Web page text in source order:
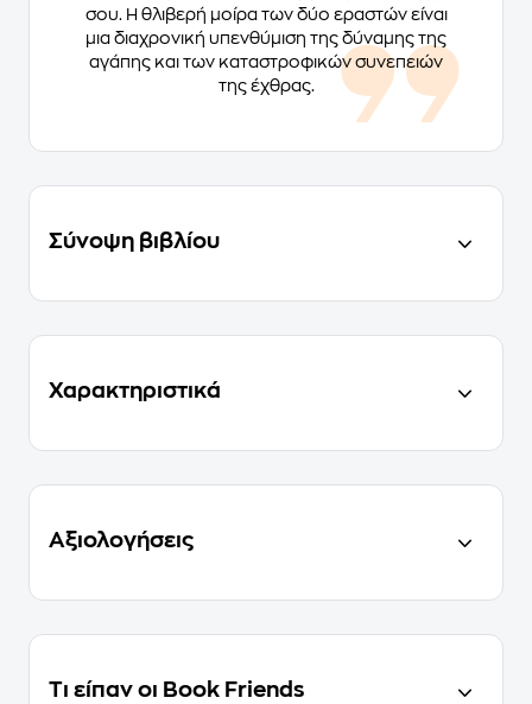
σου. Η θλιβερή μοίρα των δύο εραστών είναι
μια διαχρονική υπενθύμιση της δύναμης της
αγάπης και των καταστροφικών συνεπειών
της έχθρας.
Σύνοψη βιβλίου
Χαρακτηριστικά
Αξιολογήσεις
Τι είπαν οι Book Friends